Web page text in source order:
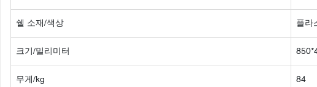
쉘 소재/색상 플라
크기/밀리미터
무게/kg 84